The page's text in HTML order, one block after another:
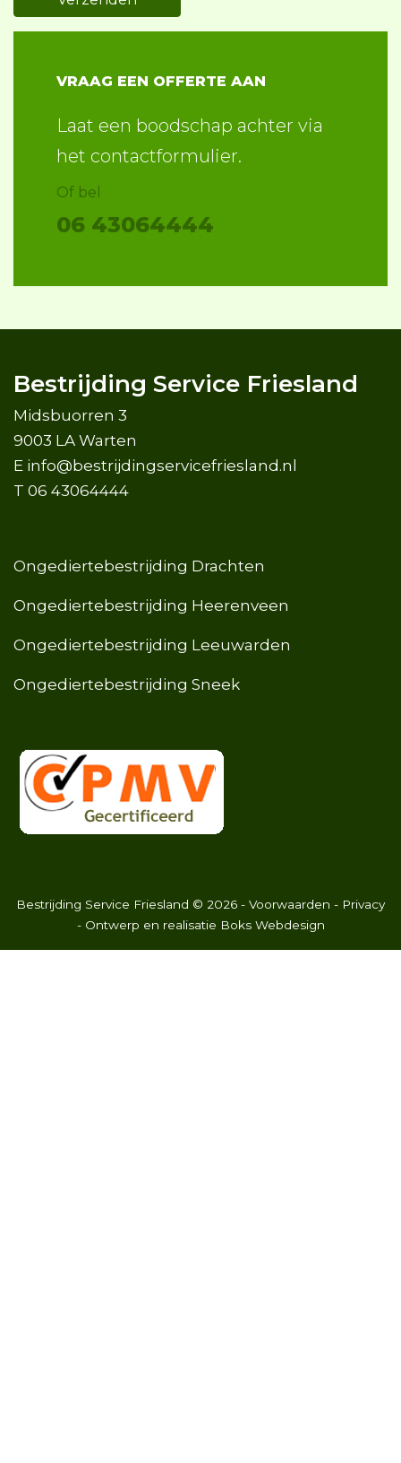
VRAAG EEN OFFERTE AAN
Laat een boodschap achter via
het contactformulier.
Of bel
06 43064444
Bestrijding Service Friesland
Midsbuorren 3
9003 LA Warten
E info@bestrijdingservicefriesland.nl
T 06 43064444
Ongediertebestrijding Drachten
Ongediertebestrijding Heerenveen
Ongediertebestrijding Leeuwarden
Ongediertebestrijding Sneek
Bestrijding Service Friesland © 2026 - Voorwaarden - Privacy
- Ontwerp en realisatie Boks Webdesign